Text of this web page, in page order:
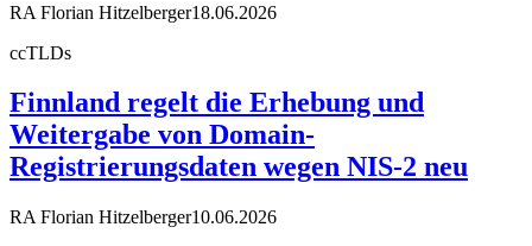
RA Florian Hitzelberger18.06.2026
ccTLDs
Finnland regelt die Erhebung und
Weitergabe von Domain-
Registrierungsdaten wegen NIS-2 neu
RA Florian Hitzelberger10.06.2026